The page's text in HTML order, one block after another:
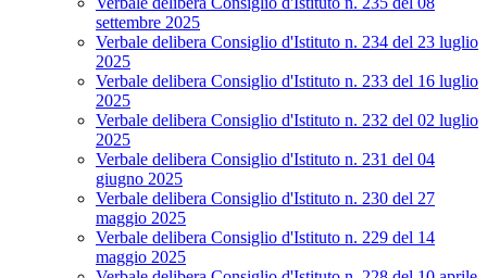
settembre 2025
Verbale delibera Consiglio d'Istituto n. 234 del 23 luglio
2025
Verbale delibera Consiglio d'Istituto n. 233 del 16 luglio
2025
Verbale delibera Consiglio d'Istituto n. 232 del 02 luglio
2025
Verbale delibera Consiglio d'Istituto n. 231 del 04
giugno 2025
Verbale delibera Consiglio d'Istituto n. 230 del 27
maggio 2025
Verbale delibera Consiglio d'Istituto n. 229 del 14
maggio 2025